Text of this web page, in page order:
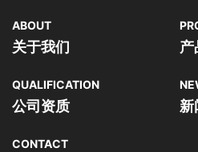
ABOUT
关于我们 产
QUALIFICATION
公司资质 新
CONTACT